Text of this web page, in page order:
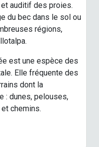
auditif des proies.
du bec dans le sol ou
régions,
est une espèce des
Elle fréquente des
dont la
: dunes, pelouses,
chemins.